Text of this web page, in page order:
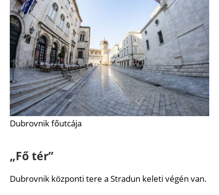
Dubrovnik főutcája
„Fő tér”
Dubrovnik központi tere a Stradun keleti végén van.